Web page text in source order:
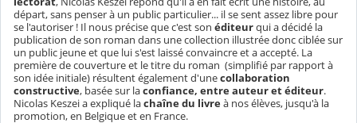
départ, sans penser à un public particulier... il se sent assez libre pour
se l'autoriser ! Il nous précise que c'est son éditeurqui a décidé la
publication de son roman dans une collection illustrée donc ciblée sur
un public jeune et que lui s'est laissé convaincre et a accepté. La
première de couverture et le titre du roman (simplifié par rapport à
son idée initiale) résultent également d'unecollaboration
constructive, basée sur laconfiance, entre auteur et éditeur.
Nicolas Keszei a expliqué lachaîne du livreà nos élèves, jusqu'à la
promotion, en Belgique et en France.